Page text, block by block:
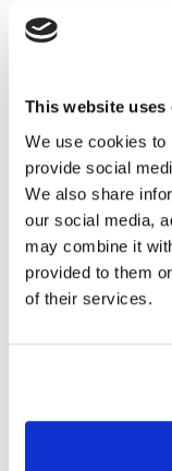
This website uses
We use cookies to
provide social
We also share
our social media,
may combine it
provided to them
of their services.
compra y de
los cuales
poco
factor clave
En esta segunda
genera cada vez
panorama